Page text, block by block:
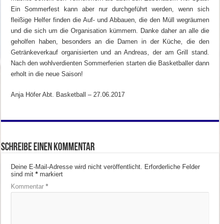
Ein Sommerfest kann aber nur durchgeführt werden, wenn sich
fleißige Helfer finden die Auf- und Abbauen, die den Müll wegräumen
und die sich um die Organisation kümmern. Danke daher an alle die
geholfen haben, besonders an die Damen in der Küche, die den
Getränkeverkauf organisierten und an Andreas, der am Grill stand.
Nach den wohlverdienten Sommerferien starten die Basketballer dann
erholt in die neue Saison!
Anja Höfer Abt. Basketball – 27.06.2017
Schreibe einen Kommentar
Deine E-Mail-Adresse wird nicht veröffentlicht. Erforderliche Felder
sind mit* markiert
Kommentar*